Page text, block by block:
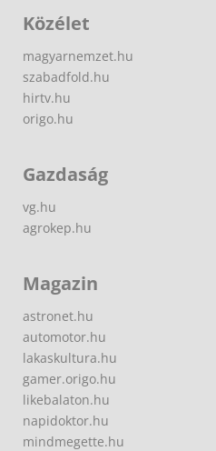
Közélet
magyarnemzet.hu
szabadfold.hu
hirtv.hu
origo.hu
Gazdaság
vg.hu
agrokep.hu
Magazin
astronet.hu
automotor.hu
lakaskultura.hu
gamer.origo.hu
likebalaton.hu
napidoktor.hu
mindmegette.hu